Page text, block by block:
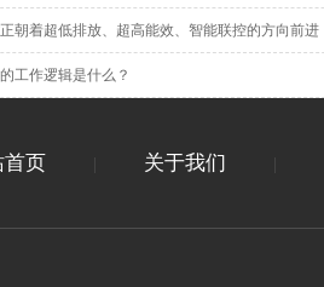
朝着超低排放、超高能效、智能联控的方向前进
工作逻辑是什么？
首页 关于我们